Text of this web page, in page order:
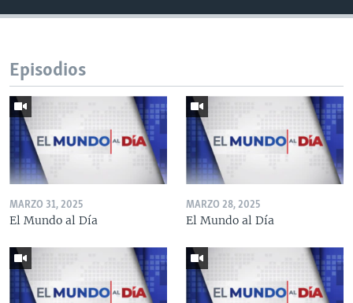
Episodios
MARZO 31, 2025
El Mundo al Día
MARZO 28, 2025
El Mundo al Día